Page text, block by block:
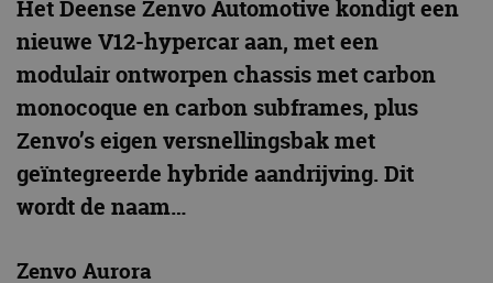
Het Deense Zenvo Automotive kondigt een
nieuwe V12-hypercar aan, met een
modulair ontworpen chassis met carbon
monocoque en carbon subframes, plus
Zenvo’s eigen versnellingsbak met
geïntegreerde hybride aandrijving. Dit
wordt de naam…
Zenvo Aurora